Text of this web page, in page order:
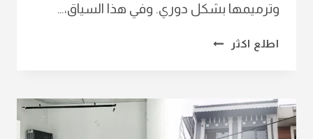
وترميمها بشكل دوري. وفي هذا السياق،…
اطلع اكثر
شركة
ت:
0568639993